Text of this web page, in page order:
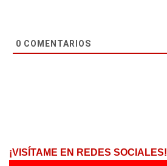
0 COMENTARIOS
¡VISÍTAME EN REDES SOCIALES!